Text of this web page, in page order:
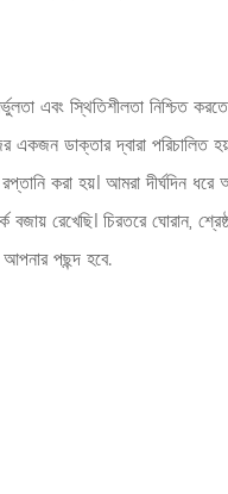
এবং স্থিতিশীলতা নিশ্চিত
ডাক্তার দ্বারা পরিচালিত
করা হয়। আমরা দীর্ঘদিন ধরে
রেখেছি। চিরতরে ঘোরান,
পছন্দ হবে.